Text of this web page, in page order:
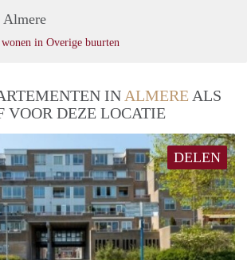
Almere
in Overige buurten
IN ALMERE ALS
VOOR DEZE LOCATIE
DELEN